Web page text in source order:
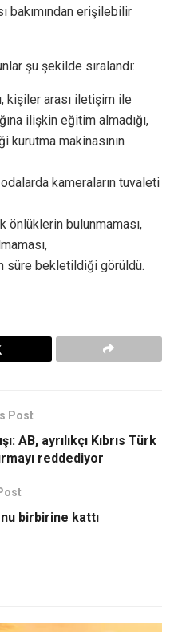
bakımından erişilebilir
şu şekilde sıralandı:
kişiler arası iletişim ile
ilişkin eğitim almadığı,
kurutma makinasının
kameraların tuvaleti
önlüklerin bulunmaması,
süre bekletildiği görüldü.
Post
AB, ayrılıkçı Kıbrıs Türk
reddediyor
birbirine kattı